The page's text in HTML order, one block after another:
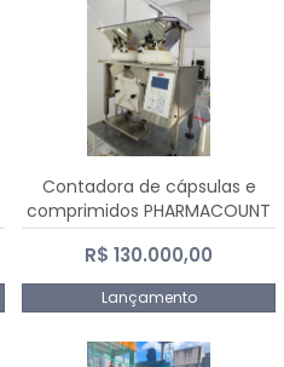
Contadora de cápsulas e
comprimidos PHARMACOUNT
- 2-2R3
R$ 130.000,00
Lançamento